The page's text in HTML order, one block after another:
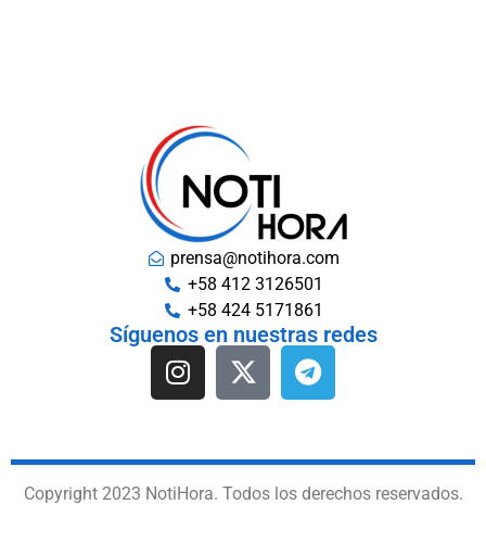
prensa@notihora.com
+58 412 3126501
+58 424 5171861
Síguenos en nuestras redes
Copyright 2023 NotiHora. Todos los derechos reservados.